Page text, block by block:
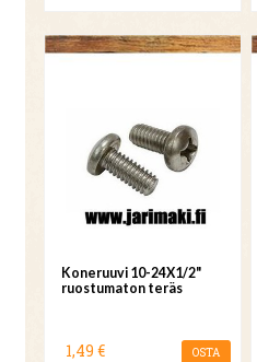
Koneruuvi 10-24X1/2"
ruostumaton teräs
1,49 € OSTA